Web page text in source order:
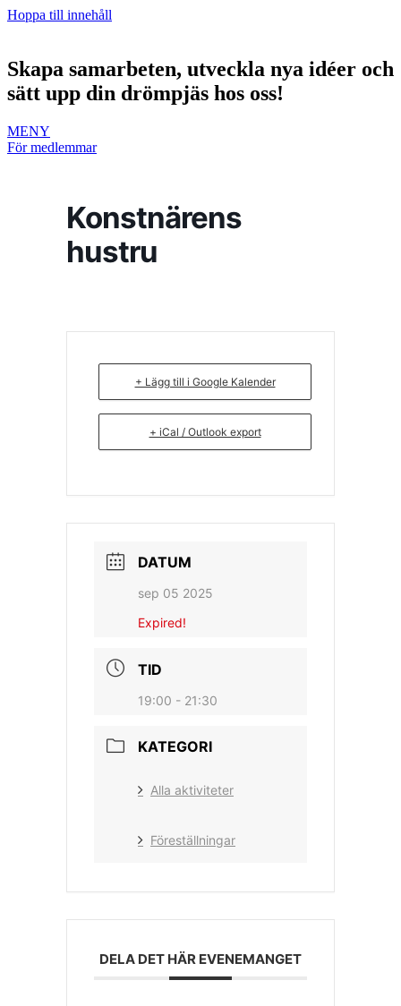
Hoppa till innehåll
Skapa samarbeten, utveckla nya idéer och
sätt upp din drömpjäs hos oss!
MENY
För medlemmar
Konstnärens
hustru
+ Lägg till i Google Kalender
+ iCal / Outlook export
DATUM
sep 05 2025
Expired!
TID
19:00 - 21:30
KATEGORI
Alla aktiviteter
Föreställningar
DELA DET HÄR EVENEMANGET